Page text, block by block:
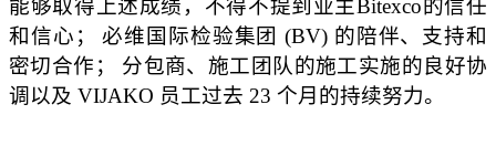
能够取得上述成绩，不得不提到业主Bitexco的信任
和信心； 必维国际检验集团 (BV) 的陪伴、支持和
密切合作； 分包商、施工团队的施工实施的良好协
调以及 VIJAKO 员工过去 23 个月的持续努力。